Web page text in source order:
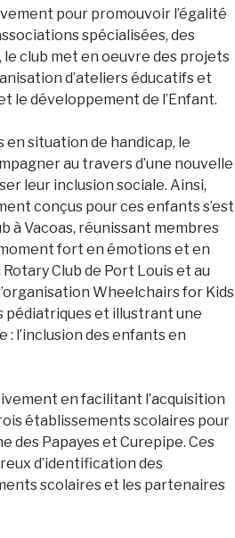
pour promouvoir l’égalité
spécialisées, des
le club met en oeuvre des projets
d’ateliers éducatifs et
le développement de l’Enfant.
situation de handicap, le
au travers d’une nouvelle
leur inclusion sociale. Ainsi,
conçus pour ces enfants s’est
à Vacoas, réunissant membres
fort en émotions et en
Club de Port Louis et au
Wheelchairs for Kids
pédiatriques et illustrant une
l’inclusion des enfants en
en facilitant l’acquisition
établissements scolaires pour
des Papayes et Curepipe. Ces
d’identification des
scolaires et les partenaires